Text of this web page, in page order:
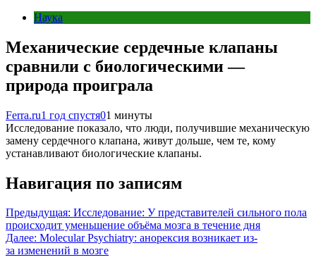
Наука
Механические сердечные клапаны
сравнили с биологическими —
природа проиграла
Ferra.ru1 год спустя01 минуты
Исследование показало, что люди, получившие механическую
замену сердечного клапана, живут дольше, чем те, кому
устанавливают биологические клапаны.
Навигация по записям
Предыдущая: Исследование: У представителей сильного пола
происходит уменьшение объёма мозга в течение дня
Далее: Molecular Psychiatry: анорексия возникает из-
за изменений в мозге